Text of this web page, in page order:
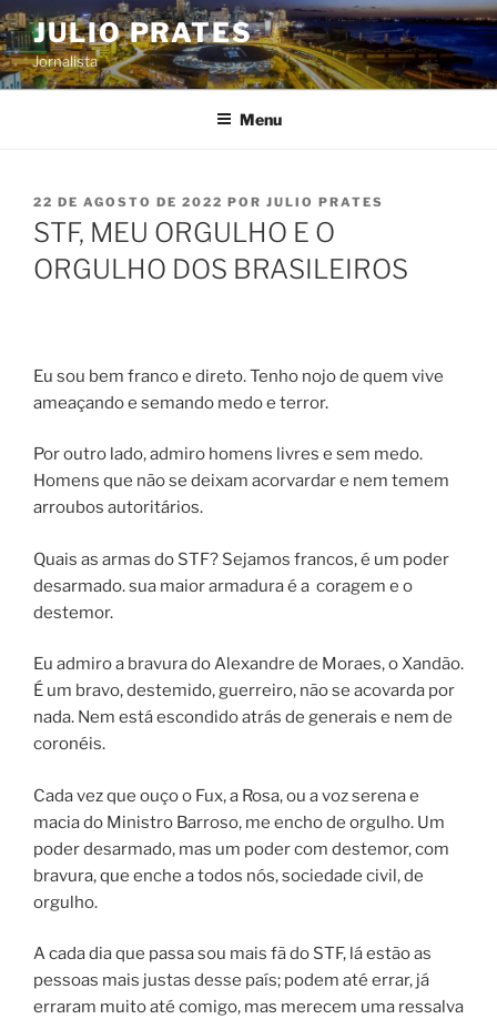
Pular
para
o
conteúdo
JULIO PRATES
Jornalista
Menu
PUBLICADO
EM
22 DE AGOSTO DE 2022 POR JULIO PRATES
STF, MEU ORGULHO E O
ORGULHO DOS BRASILEIROS
Eu sou bem franco e direto. Tenho nojo de quem vive
ameaçando e semando medo e terror.
Por outro lado, admiro homens livres e sem medo.
Homens que não se deixam acorvardar e nem temem
arroubos autoritários.
Quais as armas do STF? Sejamos francos, é um poder
desarmado. sua maior armadura é a coragem e o
destemor.
Eu admiro a bravura do Alexandre de Moraes, o Xandão.
É um bravo, destemido, guerreiro, não se acovarda por
nada. Nem está escondido atrás de generais e nem de
coronéis.
Cada vez que ouço o Fux, a Rosa, ou a voz serena e
macia do Ministro Barroso, me encho de orgulho. Um
poder desarmado, mas um poder com destemor, com
bravura, que enche a todos nós, sociedade civil, de
orgulho.
A cada dia que passa sou mais fã do STF, lá estão as
pessoas mais justas desse país; podem até errar, já
erraram muito até comigo, mas merecem uma ressalva